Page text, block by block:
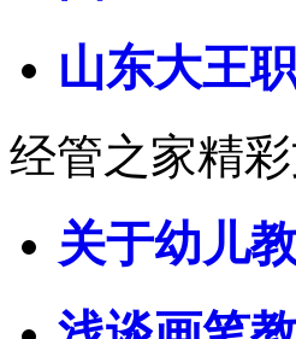
山东大王
经管之家精
关于幼儿